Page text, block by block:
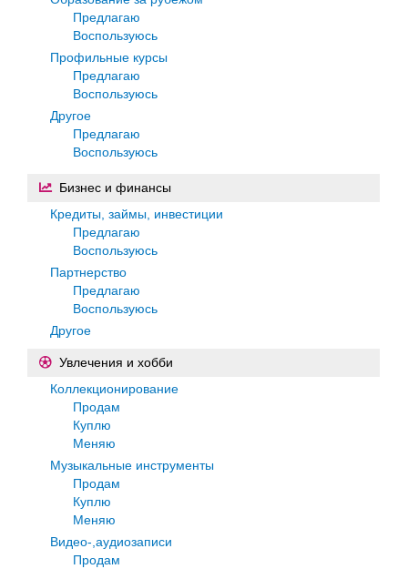
Предлагаю
Воспользуюсь
Профильные курсы
Предлагаю
Воспользуюсь
Другое
Предлагаю
Воспользуюсь
Бизнес и финансы
Кредиты, займы, инвестиции
Предлагаю
Воспользуюсь
Партнерство
Предлагаю
Воспользуюсь
Другое
Увлечения и хобби
Коллекционирование
Продам
Куплю
Меняю
Музыкальные инструменты
Продам
Куплю
Меняю
Видео-,аудиозаписи
Продам